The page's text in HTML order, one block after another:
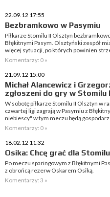
22.09.12 17:55
Bezbramkowo w Pasymiu
Piłkarze Stomilu II Olsztyn
Błękitnymi Pasym. Olsztyński zespół
więcej sytuacji, po których powinien
Komentarzy: 0 »
21.09.12 15:00
Michał Alancewicz i
zgłoszeni do gry w Stomilu
W sobotę piłkarze Stomilu II Olsztyn w
czwartej ligi zagrają w Pasymiu z
niebiescy" w tym meczu będą
Komentarzy: 0 »
18.02.12 11:32
Osika: Chcę grać dla Stomilu
Po meczu sparingowym z Błękitnymi
z obrońcą rezerw Oskarem Osiką.
Komentarzy: 3 »